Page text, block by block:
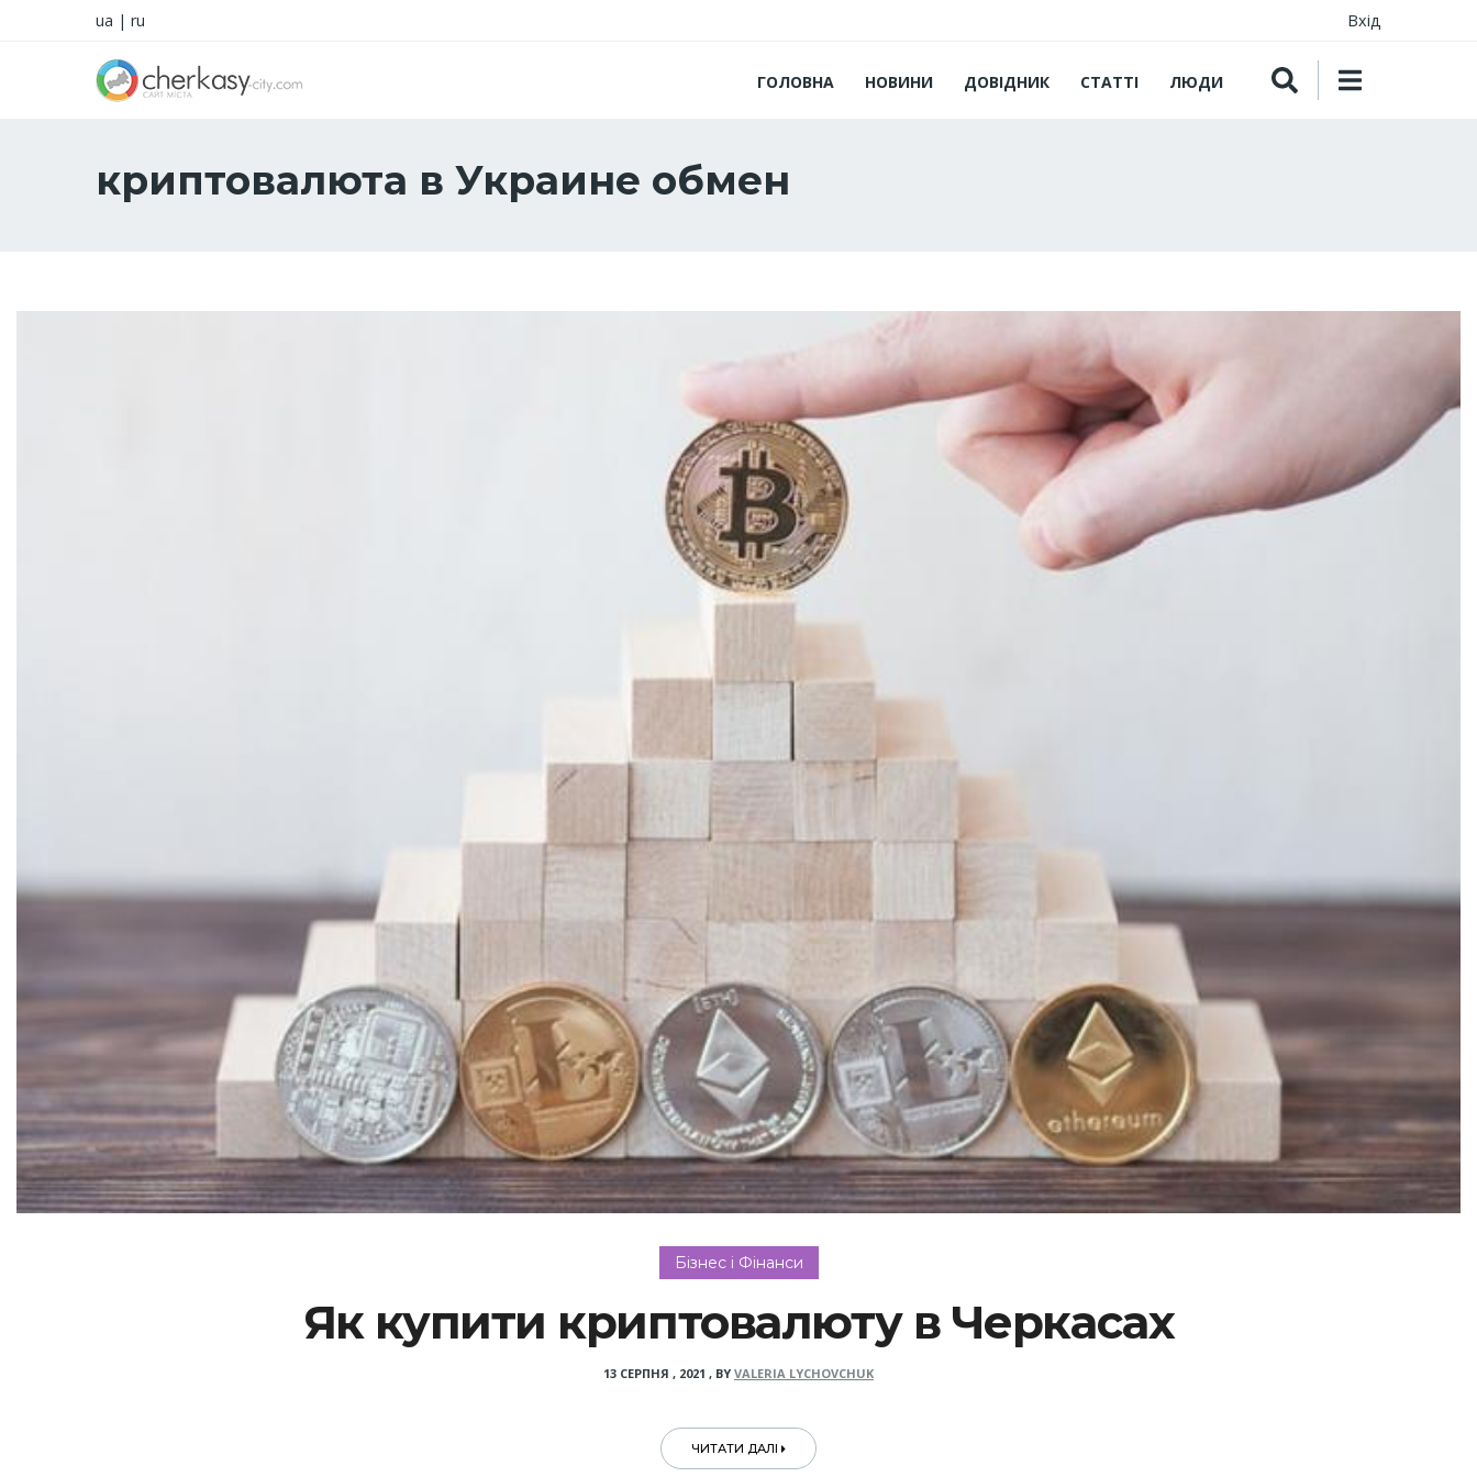
ua | ru Вхід
ГОЛОВНА НОВИНИ ДОВІДНИК СТАТТІ ЛЮДИ
криптовалюта в Украине обмен
Бізнес і Фінанси
Як купити криптовалюту в Черкасах
13 СЕРПНЯ , 2021 , BY VALERIA LYCHOVCHUK
ЧИТАТИ ДАЛІ